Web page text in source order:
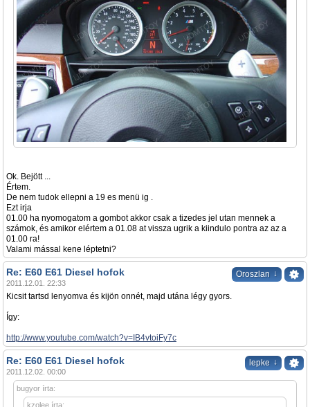
Ok. Bejött ...
Értem.
De nem tudok ellepni a 19 es menü ig .
Ezt irja
01.00 ha nyomogatom a gombot akkor csak a tizedes jel utan mennek a
számok, és amikor elértem a 01.08 at vissza ugrik a kiindulo pontra az az a
01.00 ra!
Valami mással kene léptetni?
Oroszlan ↓
Re: E60 E61 Diesel hofok
2011.12.01. 22:33
Kicsit tartsd lenyomva és kijön onnét, majd utána légy gyors.
Így:
http://www.youtube.com/watch?v=IB4vtoiFy7c
lepke ↓
Re: E60 E61 Diesel hofok
2011.12.02. 00:00
bugyor írta:
kzolee írta: